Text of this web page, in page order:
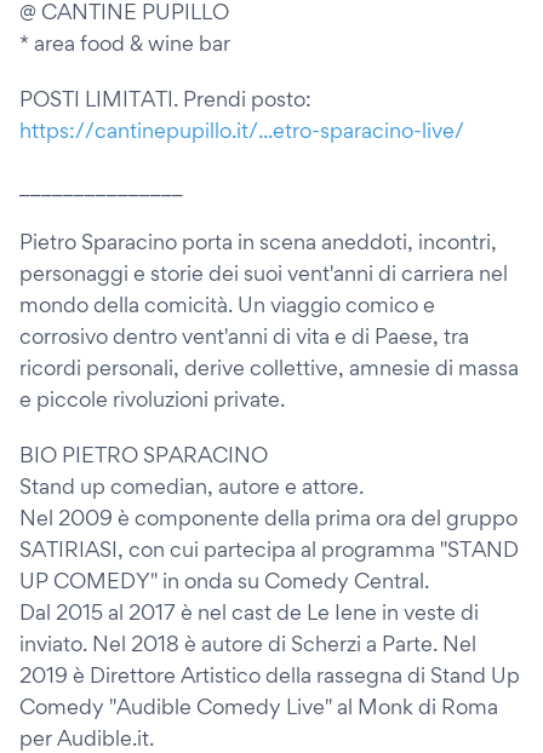
@ CANTINE PUPILLO
* area food & wine bar
POSTI LIMITATI. Prendi posto:
https://cantinepupillo.it/...etro-sparacino-live/
Pietro Sparacino porta in scena aneddoti, incontri,
personaggi e storie dei suoi vent'anni di carriera nel
mondo della comicità. Un viaggio comico e
corrosivo dentro vent'anni di vita e di Paese, tra
ricordi personali, derive collettive, amnesie di massa
e piccole rivoluzioni private.
BIO PIETRO SPARACINO
Stand up comedian, autore e attore.
Nel 2009 è componente della prima ora del gruppo
SATIRIASI, con cui partecipa al programma "STAND
UP COMEDY" in onda su Comedy Central.
Dal 2015 al 2017 è nel cast de Le Iene in veste di
inviato. Nel 2018 è autore di Scherzi a Parte. Nel
2019 è Direttore Artistico della rassegna di Stand Up
Comedy "Audible Comedy Live" al Monk di Roma
per Audible.it.